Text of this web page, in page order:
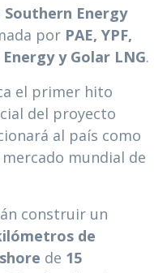
Southern Energy
por PAE, YPF,
y Golar LNG.
el primer hito
del proyecto
al país como
mundial de
construir un
de
de 15